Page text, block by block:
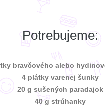
Potrebujeme:
bravčového alebo
4 plátky varenej šunky
20 g sušených paradajok
40 g strúhanky